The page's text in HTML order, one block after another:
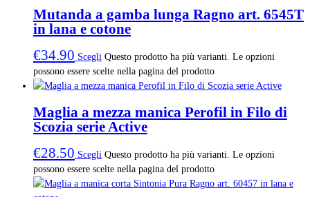
Mutanda a gamba lunga Ragno art. 6545T
in lana e cotone
€34.90 Scegli Questo prodotto ha più varianti. Le opzioni
possono essere scelte nella pagina del prodotto
Maglia a mezza manica Perofil in Filo di
Scozia serie Active
€28.50 Scegli Questo prodotto ha più varianti. Le opzioni
possono essere scelte nella pagina del prodotto